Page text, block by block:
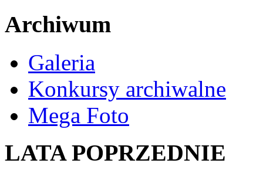
Archiwum
Galeria
Konkursy archiwalne
Mega Foto
LATA POPRZEDNIE